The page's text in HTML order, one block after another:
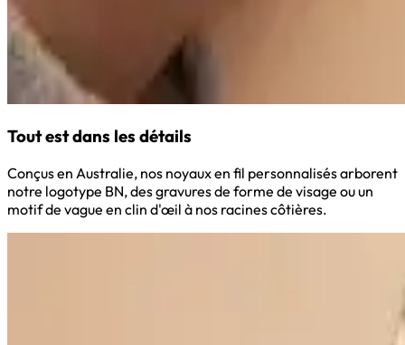
Tout est dans les détails
Conçus en Australie, nos noyaux en fil personnalisés arborent
notre logotype BN, des gravures de forme de visage ou un
motif de vague en clin d'œil à nos racines côtières.